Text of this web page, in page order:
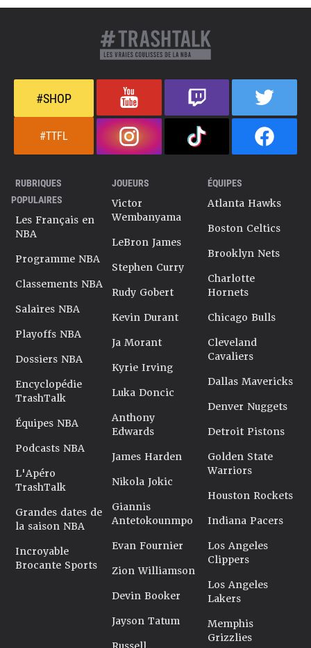
#SHOP
#TTFL
RUBRIQUES
POPULAIRES
Les Français en
NBA
Programme NBA
Classements NBA
Salaires NBA
Playoffs NBA
Dossiers NBA
Encyclopédie
TrashTalk
Équipes NBA
Podcasts NBA
L'Apéro
TrashTalk
Grandes dates de
la saison NBA
Incroyable
Brocante Sports
JOUEURS
Victor
Wembanyama
LeBron James
Stephen Curry
Rudy Gobert
Kevin Durant
Ja Morant
Kyrie Irving
Luka Doncic
Anthony
Edwards
James Harden
Nikola Jokic
Giannis
Antetokounmpo
Evan Fournier
Zion Williamson
Devin Booker
Jayson Tatum
ÉQUIPES
Atlanta Hawks
Boston Celtics
Brooklyn Nets
Charlotte
Hornets
Chicago Bulls
Cleveland
Cavaliers
Dallas Mavericks
Denver Nuggets
Detroit Pistons
Golden State
Warriors
Houston Rockets
Indiana Pacers
Los Angeles
Clippers
Los Angeles
Lakers
Memphis
Grizzlies